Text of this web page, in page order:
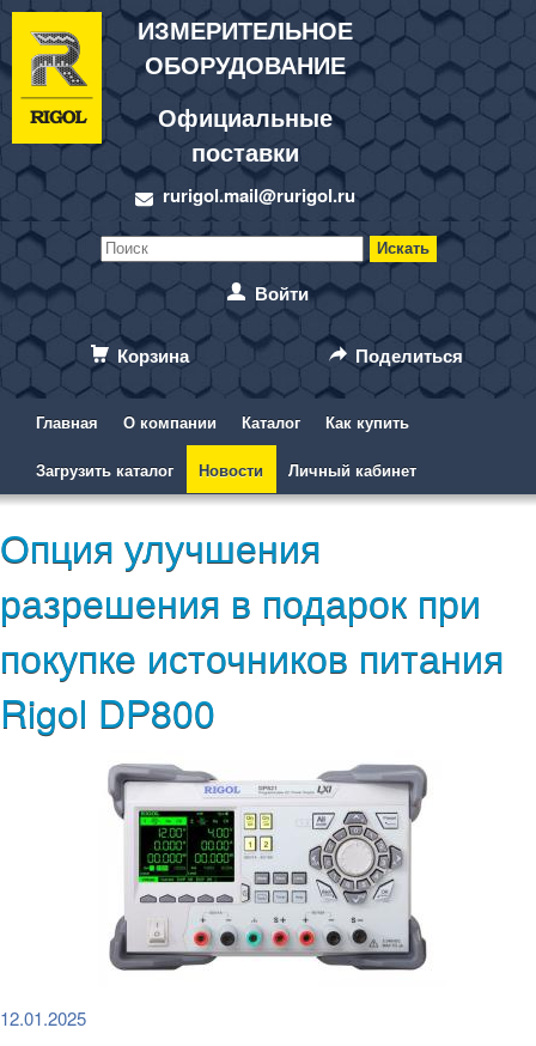
ИЗМЕРИТЕЛЬНОЕ
ОБОРУДОВАНИЕ
Официальные
поставки
rurigol.mail@rurigol.ru
Войти
Корзина Поделиться
Главная О компании Каталог Как купить
Загрузить каталог Новости Личный кабинет
Опция улучшения
разрешения в подарок при
покупке источников питания
Rigol DP800
12.01.2025